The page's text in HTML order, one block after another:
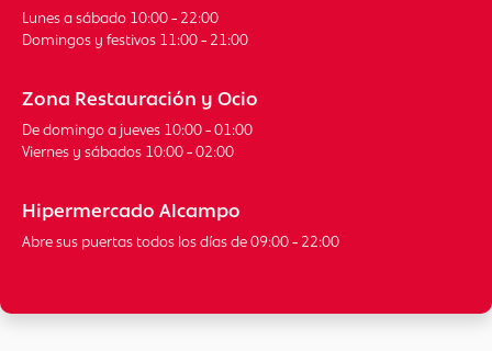
Lunes a sábado 10:00 - 22:00
Domingos y festivos 11:00 - 21:00
Zona Restauración y Ocio
De domingo a jueves 10:00 - 01:00
Viernes y sábados 10:00 - 02:00
Hipermercado Alcampo
Abre sus puertas todos los días de 09:00 - 22:00